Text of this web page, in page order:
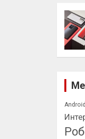
Android